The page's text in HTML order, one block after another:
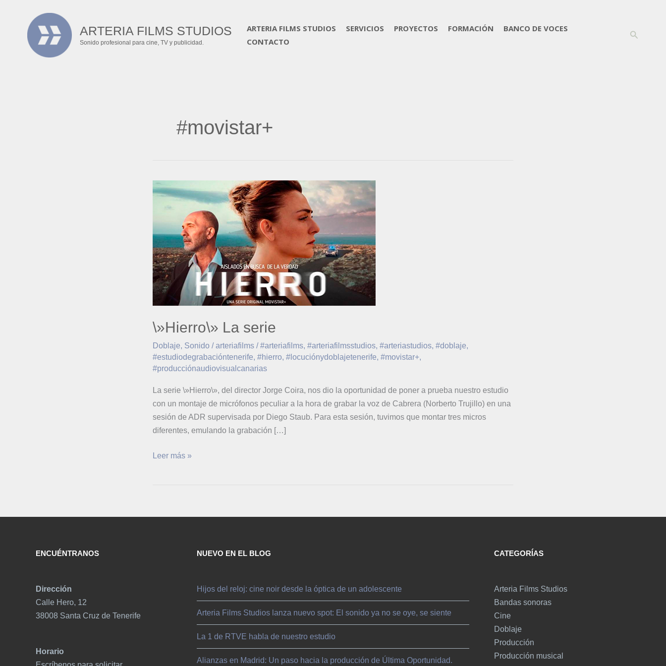
contenido
ARTERIA FILMS STUDIOS
Sonido profesional para cine, TV y publicidad.
ARTERIA FILMS STUDIOS SERVICIOS PROYECTOS FORMACIÓN
BANCO DE VOCES
CONTACTO
Buscar
#movistar+
\»Hierro\» La serie
Doblaje, Sonido /arteriafilms /#arteriafilms, #arteriafilmsstudios, #arteriastudios, #doblaje,
#estudiodegrabacióntenerife, #hierro, #locuciónydoblajetenerife, #movistar+,
#producciónaudiovisualcanarias
La serie \»Hierro\», del director Jorge Coira, nos dio la oportunidad de poner a prueba nuestro estudio
con un montaje de micrófonos peculiar a la hora de grabar la voz de Cabrera (Norberto Trujillo) en una
sesión de ADR supervisada por Diego Staub. Para esta sesión, tuvimos que montar tres micros
diferentes, emulando la grabación […]
\»Hierro\»
Leer más »
ENCUÉNTRANOS
Dirección
Calle Hero, 12
38008 Santa Cruz de Tenerife
Horario
NUEVO EN EL BLOG
Hijos del reloj: cine noir desde la óptica de un adolescente
Arteria Films Studios lanza nuevo spot: El sonido ya no se oye, se siente
La 1 de RTVE habla de nuestro estudio
Alianzas en Madrid: Un paso hacia la producción de Última Oportunidad.
CATEGORÍAS
Arteria Films Studios
Bandas sonoras
Cine
Doblaje
Producción
Producción musical